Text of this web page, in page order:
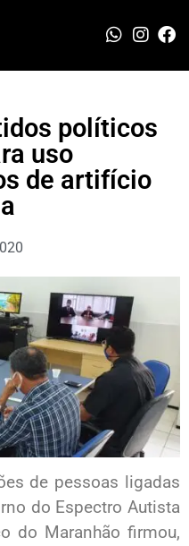
políticos
uso
de artifício
de pessoas ligadas
do Espectro Autista
do Maranhão firmou,